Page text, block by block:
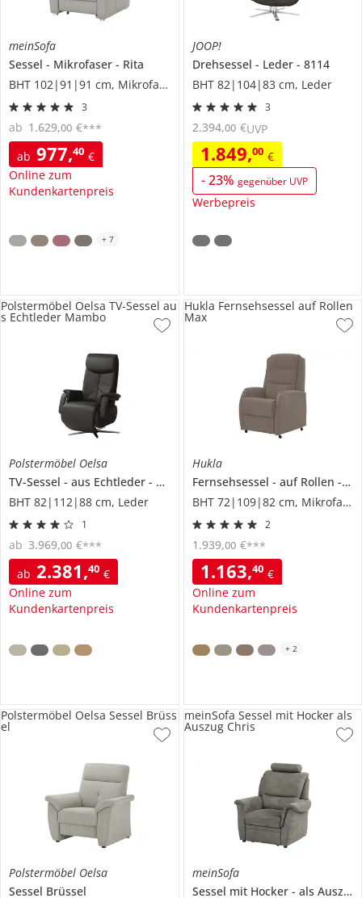
meinSofa
Sessel
Mikrofaser
Rita
BHT 102|91|91 cm, Mikrofaser
3
ab 977,40 €
Online zum
Kundenkartenpreis
ab 1.629,00 €***
+ 7
JOOP!
Drehsessel
Leder
8114
BHT 82|104|83 cm, Leder
3
1.849,00 €
-23% gegenüber UVP
Werbepreis
2.394,00 €UVP
Polstermöbel Oelsa
TV-Sessel
aus Echtleder
Mambo
BHT 82|112|88 cm, Leder
1
ab 2.381,40 €
Online zum
Kundenkartenpreis
ab 3.969,00 €***
Polstermöbel Oelsa TV-Sessel au
s Echtleder Mambo
Hukla
Fernsehsessel
auf Rollen
BHT 72|109|82 cm, Mikrofaser
2
1.163,40 €
Online zum
Kundenkartenpreis
1.939,00 €***
Hukla Fernsehsessel auf Rollen
Max
+ 2
Polstermöbel Oelsa
Sessel Brüssel
Polstermöbel Oelsa Sessel Brüss
el
meinSofa
Sessel mit Hocker
als Auszug
meinSofa Sessel mit Hocker als
Auszug Chris